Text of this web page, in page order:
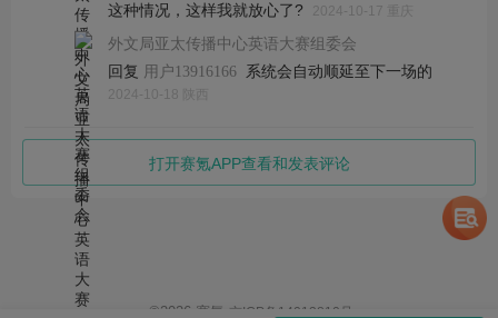
这种情况，这样我就放心了?
2024-10-17 重庆
外文局亚太传播中心英语大赛组委会
回复 用户13916166 系统会自动顺延至下一场的
2024-10-18 陕西
打开赛氪APP查看和发表评论
©2026 赛氪 京ICP备14013810号